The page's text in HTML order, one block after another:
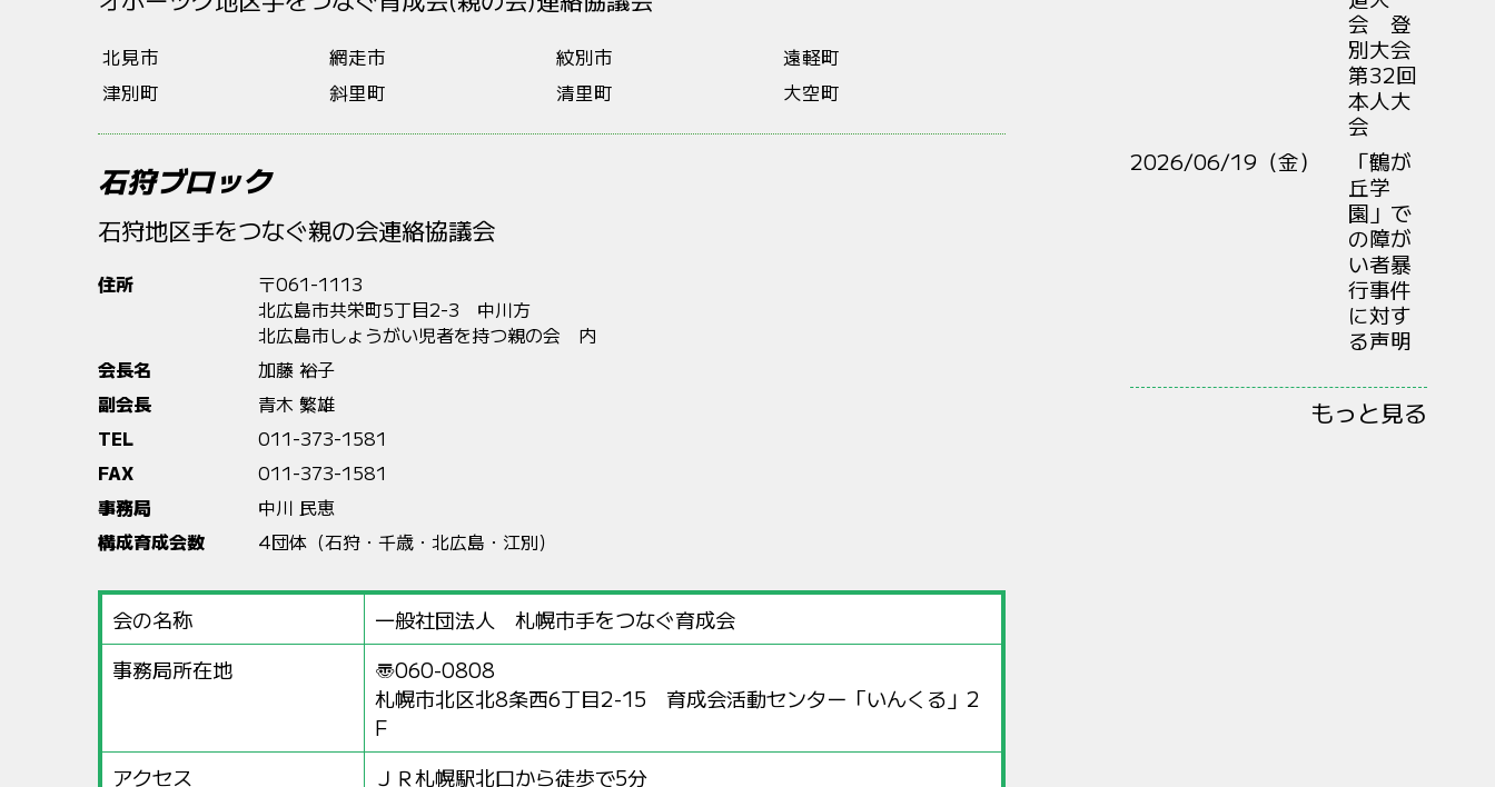
北見市 網走市 紋別市
遠軽町
津別町
斜里町 清里町 大空町
石狩ブロック
石狩地区手をつなぐ親の会連絡協議会
住所
〒061-1113
北広島市共栄町5丁目2-3 中川方
北広島市しょうがい児者を持つ親の会 内
会長名
加藤 裕子
副会長
青木 繁雄
TEL
011-373-1581
FAX
011-373-1581
事務局
中川 民恵
構成育成会数
4団体（石狩・千歳・北広島・江別）
会の名称
一般社団法人 札幌市手をつなぐ育成会
事務局所在地
〠060-0808
札幌市北区北8条西6丁目2-15 育成会活動センター「いんくる」2
F
アクセス
ＪＲ札幌駅北口から徒歩で5分
会 登
別大会
第32回
本人大
会
2026/06/19（金）
「鶴が
丘学
園」で
の障が
い者暴
行事件
に対す
る声明
もっと見る